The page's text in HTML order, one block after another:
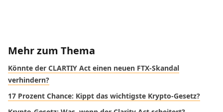
Mehr zum Thema
Könnte der CLARTIY Act einen neuen FTX-Skandal
verhindern?
17 Prozent Chance: Kippt das wichtigste Krypto-Gesetz?